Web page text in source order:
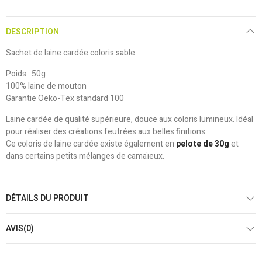
DESCRIPTION
Sachet de laine cardée coloris sable
Poids : 50g
100% laine de mouton
Garantie Oeko-Tex standard 100
Laine cardée de qualité supérieure, douce aux coloris lumineux. Idéal
pour réaliser des créations feutrées aux belles finitions.
Ce coloris de laine cardée existe également en pelote de 30get
dans certains petits mélanges de camaïeux.
DÉTAILS DU PRODUIT
AVIS(0)